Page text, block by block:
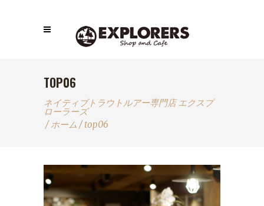
TOP06
ネイティブトラウトルアー専門店 エクスプ
ローラーズ
/ホーム /top06